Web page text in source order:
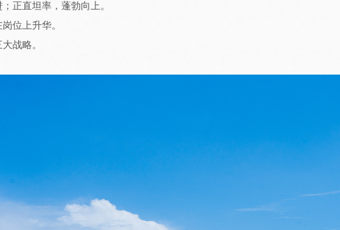
正直坦率，蓬勃向上。
位上升华。
战略。